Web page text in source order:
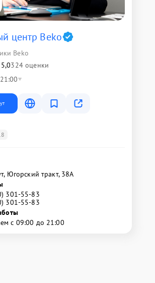
центр Beko
Beko
5,0324 оценки
Югорский тракт, 38А
301-55-83
301-55-83
с 09:00 до 21:00